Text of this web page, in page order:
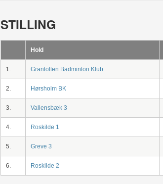
STILLING
Hold
1. Grantoften Badminton Klub
2. Hørsholm BK
3. Vallensbæk 3
4. Roskilde 1
5. Greve 3
6. Roskilde 2